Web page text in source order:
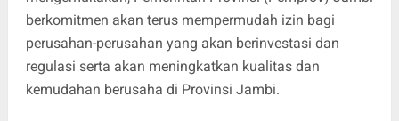
berkomitmen akan terus mempermudah izin bagi
perusahan-perusahan yang akan berinvestasi dan
regulasi serta akan meningkatkan kualitas dan
kemudahan berusaha di Provinsi Jambi.